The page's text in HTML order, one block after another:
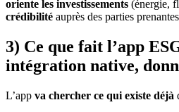
oriente les investissements (énergie,
crédibilité auprès des parties
3) Ce que fait l’app
intégration native,
L’app va chercher ce qui existe déjà